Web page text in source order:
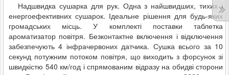
Надшвидка сушарка для рук. Одна з найшвидших, тихих і
енергоефективних сушарок. Ідеальне рішення для будь-яких
громадських місць. У комплекті поставки таблетка
ароматизатор повітря. Безконтактне включення і відключення
забезпечують 4 інфрачервоних датчика. Сушка всього за 10
секунд потужним потоком повітря, що виходить з форсунок зі
швидкістю 540 км/год і спрямованим відразу на обидві сторони